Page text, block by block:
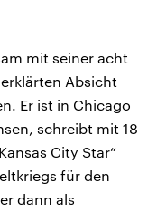
mit seiner acht
Absicht
Er ist in Chicago
schreibt mit 18
City Star“
für den
dann als